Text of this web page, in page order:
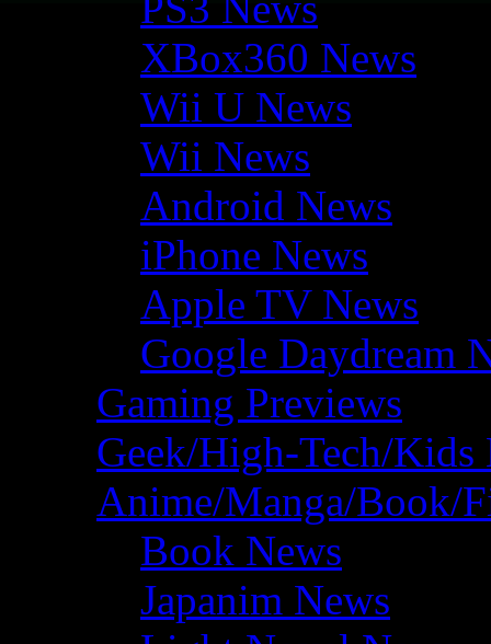
XBox360 News
Wii U News
Wii News
Android News
iPhone News
Apple TV News
Google Daydream
Gaming Previews
Geek/High-Tech/Kids
Anime/Manga/Book/
Book News
Japanim News